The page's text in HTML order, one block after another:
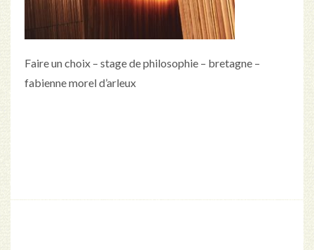
Faire un choix – stage de philosophie – bretagne –
fabienne morel d’arleux